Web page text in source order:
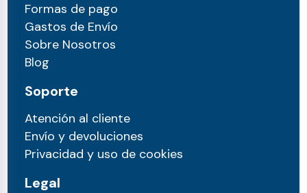
Formas de pago
Gastos de Envío
Sobre Nosotros
Blog
Soporte
Atención al cliente
Envío y devoluciones
Privacidad y uso de cookies
Legal